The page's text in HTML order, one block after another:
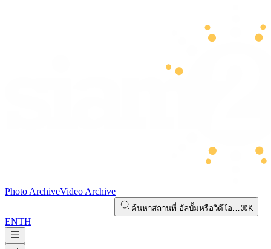
Photo ArchiveVideo Archive
ค้นหาสถานที่ อัลบั้มหรือวิดีโอ…⌘K
ENTH